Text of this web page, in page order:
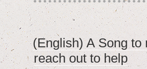
kun­
gen
eines
Ange­
kom­
me­
VERÖFFENTLICHT
AM
(Eng­lish) A Song
reach out to help